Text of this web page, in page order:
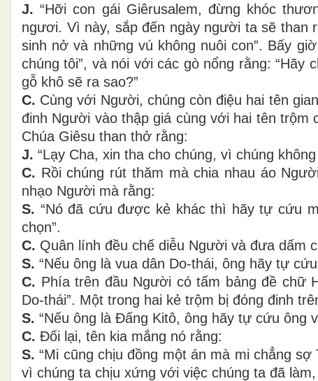
J. “Hỡi con gái Giêrusalem, đừng khóc
ngươi. Vì này, sắp đến ngày người ta sẽ than
sinh nở và những vú không nuôi con”. Bấy
chúng tôi”, và nói với các gò nổng rằng:
gỗ khô sẽ ra sao?”
C. Cùng với Người, chúng còn điệu hai tên
đinh Người vào thập giá cùng với hai tên
Chúa Giêsu than thở rằng:
J. “Lạy Cha, xin tha cho chúng, vì chúng
C. Rồi chúng rút thăm mà chia nhau áo
nhạo Người mà rằng:
S. “Nó đã cứu được kẻ khác thì hãy tự cứu
chọn”.
C. Quân lính đều chế diễu Người và đưa dấm
S. “Nếu ông là vua dân Do-thái, ông hãy tự
C. Phía trên đầu Người có tấm bảng đề chữ
Do-thái”. Một trong hai kẻ trộm bị đóng đinh
S. “Nếu ông là Ðấng Kitô, ông hãy tự cứu ông
C. Ðối lại, tên kia mắng nó rằng:
S. “Mi cũng chịu đồng một án mà mi chẳng
vì chúng ta chịu xứng với việc chúng ta đã